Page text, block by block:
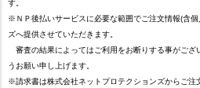
す。
※ＮＰ後払いサービスに必要な範囲でご注文情報(含
ズへ提供させていただきます。
審査の結果によってはご利用をお断りする事がござ
うお願い申し上げます。
※請求書は株式会社ネットプロテクションズからご注